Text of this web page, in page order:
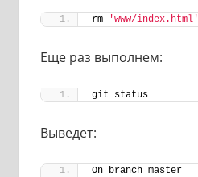
rm 'www/index.html'
Еще раз выполнем:
git status
Выведет:
On branch master